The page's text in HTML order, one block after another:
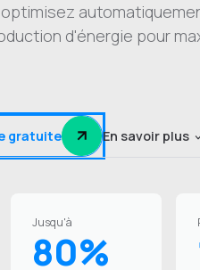
d'énergie pour
gratuite En savoir plus
Jusqu'à
80%